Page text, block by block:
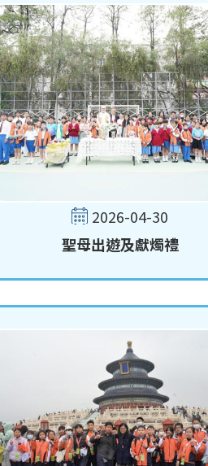
2026-04-30
聖母出遊及獻燭禮